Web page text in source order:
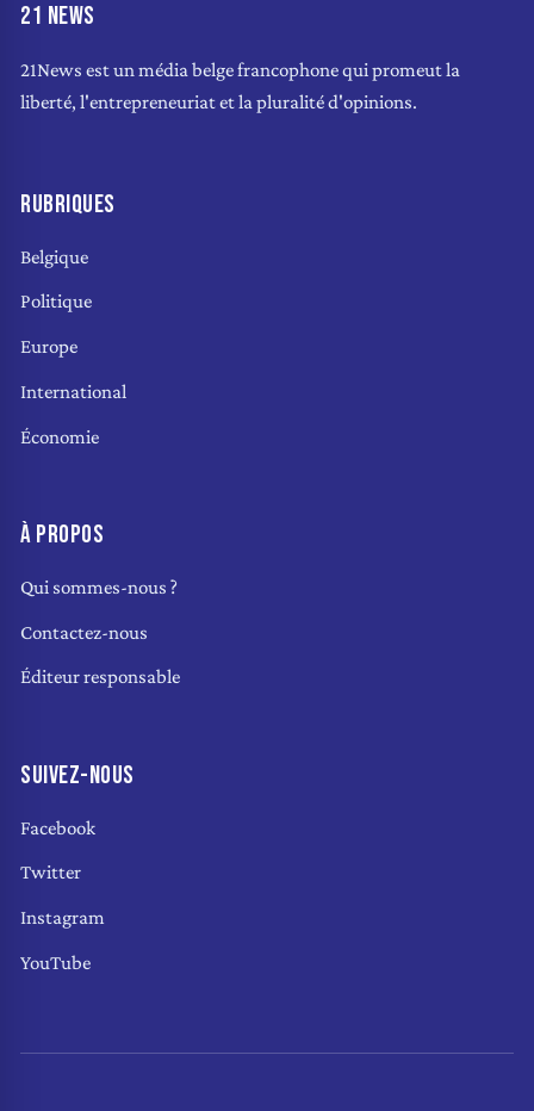
21 NEWS
21News est un média belge francophone qui promeut la
liberté, l'entrepreneuriat et la pluralité d'opinions.
RUBRIQUES
Belgique
Politique
Europe
International
Économie
À PROPOS
Qui sommes-nous ?
Contactez-nous
Éditeur responsable
SUIVEZ-NOUS
Facebook
Twitter
Instagram
YouTube